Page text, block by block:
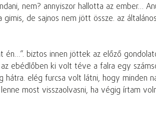
nem? annyiszor hallotta az ember…
de sajnos nem jött össze. az
én…”. biztos innen jöttek az előző
ebédlőben ki volt téve a falra egy
elég furcsa volt látni, hogy minden
most visszaolvasni, ha végig írtam